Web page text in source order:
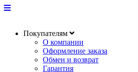
Покупателям
О компании
Оформление заказа
Обмен и возврат
Гарантия